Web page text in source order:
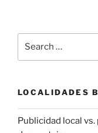
LOCALIDADES
Publicidad local